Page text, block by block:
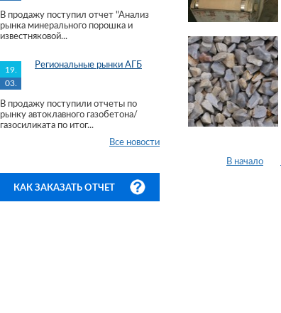
В продажу поступил отчет "Анализ
рынка минерального порошка и
известняковой...
19.
03.
Региональные рынки АГБ
В продажу поступили отчеты по
рынку автоклавного газобетона/
газосиликата по итог...
Все новости
КАК ЗАКАЗАТЬ ОТЧЕТ
В начало